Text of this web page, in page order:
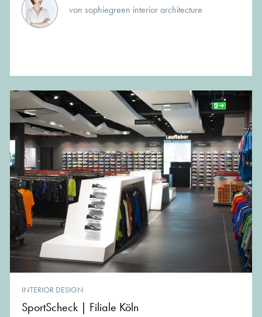
von sophiegreen interior architecture
INTERIOR DESIGN
SportScheck | Filiale Köln